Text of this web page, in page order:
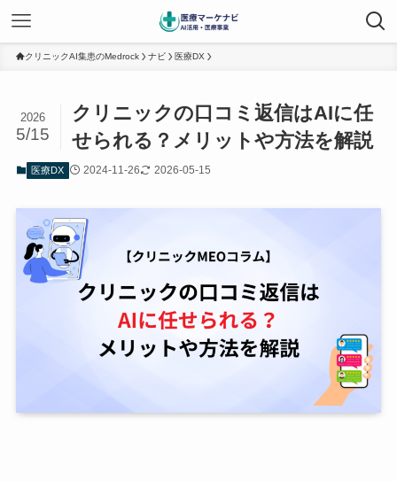
クリニックAI集患のMedrock ナビ 医療DX
クリニックの口コミ返信はAIに任
せられる？メリットや方法を解説
2026
5/15
医療DX 2024-11-26 2026-05-15